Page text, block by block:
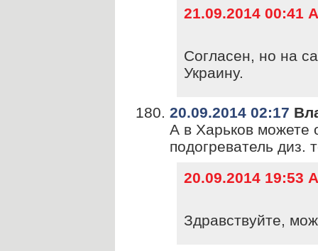
21.09.2014 00:41
Согласен, но на
Украину.
20.09.2014 02:17
А в Харьков можете
подогреватель диз.
20.09.2014 19:53
Здравствуйте,